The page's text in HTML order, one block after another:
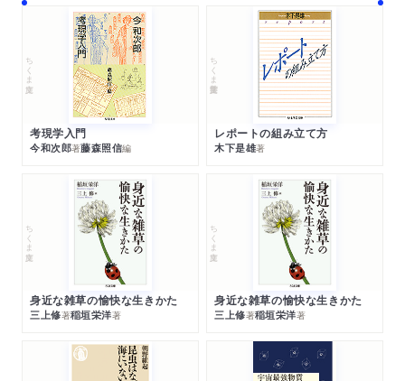
ちくま文庫
考現学入門
今和次郎著藤森照信編
ちくま学芸文庫
レポートの組み立て方
木下是雄著
ちくま文庫
身近な雑草の愉快な生きかた
三上修著稲垣栄洋著
ちくま文庫
身近な雑草の愉快な生きかた
三上修著稲垣栄洋著